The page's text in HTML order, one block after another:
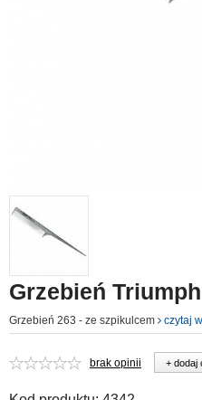
Grzebień
Grzebień 263 - ze szpikulcem czytaj
brak opinii + dodaj